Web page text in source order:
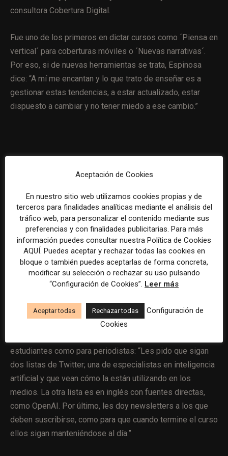
consultora Cobertura Digital.
Fue uno de los primeros en dictar cursos como ´Piensa en
vertical´ para coberturas móviles o ´Nuevas narrativas´.
Por eso, si de nuevas herramientas se trata, Espinosa
dice: “A mí me encantan y lo que trato de enseñar es a
gestionar estas tendencias, a estar actualizado, estar
dispuesto a cambiar y no tener miedo a ese cambio.”
generaciones el avance de la inteligencia artificial?
Espinosa:Súper bien, porque cuando empezamos a
utilizar una nueva herramienta en el día a día ya la
incorporas y entonces el miedo se convierte en
oportunidad. Los estudiantes encontraron que la IA puede
ser una aliada y no hay mejor manera que aprender más
que usándola, entonces, ¡adelante con la prueba y el error!
que a final de cuentas termina siendo un círculo virtuoso.
estudiantes como para periodistas: “Les pido que sigan
dos listas de Twitter; una de especialistas en inteligencia
artificial y que vean cómo la están utilizando en los
medios. La otra lista es en inglés con fuentes directas,
como OpenAI. Por último, les doy newsletters a los que
deben suscribirse, como para que cuando termine el curso
ellos sigan manteniéndose al día.”
Aceptación de Cookies
En nuestro sitio web utilizamos cookies propias y de
terceros para finalidades analíticas mediante el análisis del
tráfico web, para personalizar el contenido mediante sus
preferencias y con finalidades publicitarias. Para más
información puedes consultar nuestra Política de Cookies
AQUÍ. Puedes aceptar y rechazar todas las cookies en
bloque o también puedes aceptarlas de forma concreta,
modificar su selección o rechazar su uso pulsando
“Configuración de Cookies”. Leer más
Aceptar todas Rechazar todas
Configuración de
Cookies